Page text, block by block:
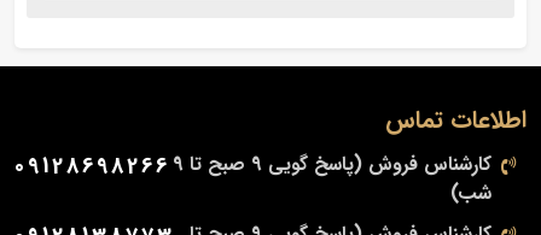
اطلاعات تماس
کارشناس فروش (پاسخ گویی 9 صبح تا 9
شب)
09128698266